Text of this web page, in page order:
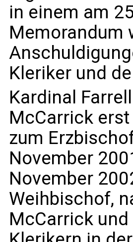
in einem am
Memorandum
Kleriker und
Kardinal
McCarrick
zum
November
November
Weihbischof,
McCarrick